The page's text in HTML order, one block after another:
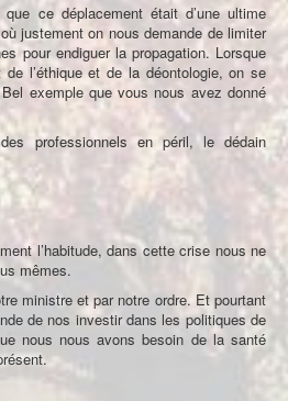
ce déplacement était d’une ultime
justement on nous demande de limiter
pour endiguer la propagation. Lorsque
l’éthique et de la déontologie, on se
exemple que vous nous avez donné
professionnels en péril, le dédain
l’habitude, dans cette crise nous ne
mêmes.
ministre et par notre ordre. Et pourtant
de nos investir dans les politiques de
nous nous avons besoin de la santé